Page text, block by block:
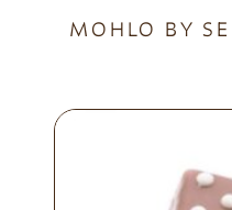
MOHLO BY